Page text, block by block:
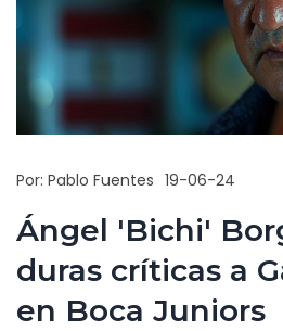
Por: Pablo Fuentes 19-06-24
Ángel 'Bichi'
duras críticas a
en Boca Juniors